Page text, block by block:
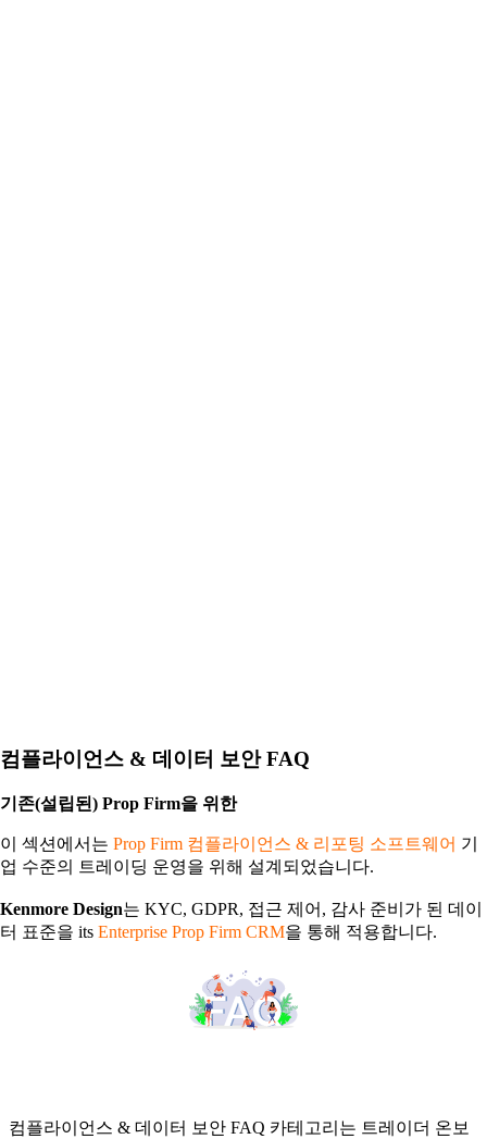
컴플라이언스 & 데이터 보안 FAQ
기존(설립된) Prop Firm을 위한
이 섹션에서는 Prop Firm 컴플라이언스 & 리포팅 소프트웨어 기
업 수준의 트레이딩 운영을 위해 설계되었습니다.
Kenmore Design는 KYC, GDPR, 접근 제어, 감사 준비가 된 데이
터 표준을 its Enterprise Prop Firm CRM을 통해 적용합니다.
컴플라이언스 & 데이터 보안 FAQ 카테고리는 트레이더 온보